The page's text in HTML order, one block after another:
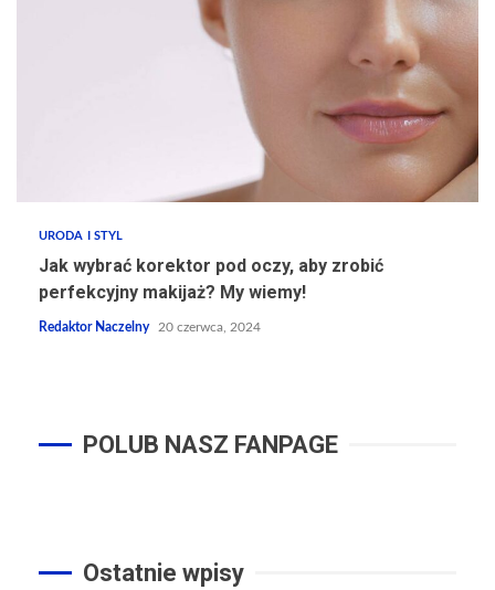
URODA I STYL
Jak wybrać korektor pod oczy, aby zrobić
perfekcyjny makijaż? My wiemy!
Redaktor Naczelny 20 czerwca, 2024
POLUB NASZ FANPAGE
Ostatnie wpisy